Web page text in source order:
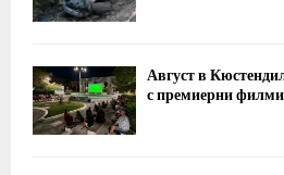
Август в
с премиерни